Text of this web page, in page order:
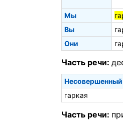
Мы
Вы
Они
Часть речи:
гаркая
Часть речи: